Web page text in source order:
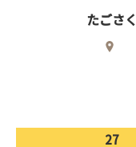
たごさく
27